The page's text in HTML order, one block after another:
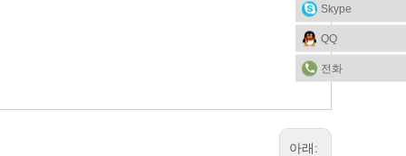
아래:
Skype
QQ
전화